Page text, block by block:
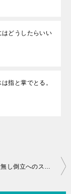
どうしたらいい
指と掌でとる。
壁倒立から壁無し倒立へのステップアップ！- 倒立練習方法 –